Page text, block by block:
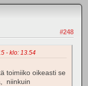
#248
- klo: 13.54
toimiiko oikeasti se
niinkuin